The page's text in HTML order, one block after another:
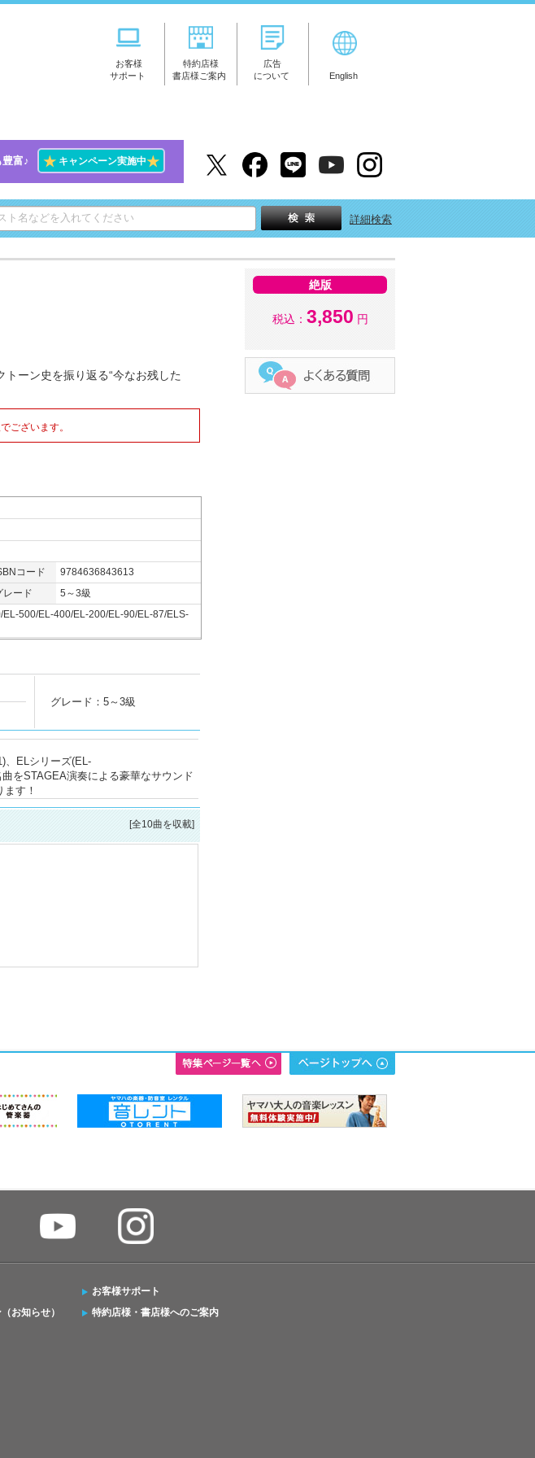
お客様
サポート
特約店様
書店様ご案内
広告
について
English
富♪ ★キャンペーン実施中★
詳細検索
ーン史を振り返る“今なお残した
ございます。
コード
9784636843613
レード 5～3級
500/EL-400/EL-200/EL-90/EL-87/ELS-
グレード：5～3級
、ELシリーズ(EL-
をSTAGEA演奏による豪華なサウンド
す！
[全10曲を収載]
絶版
税込： 3,850 円
お知らせ）
お客様サポート
特約店様・書店様へのご案内